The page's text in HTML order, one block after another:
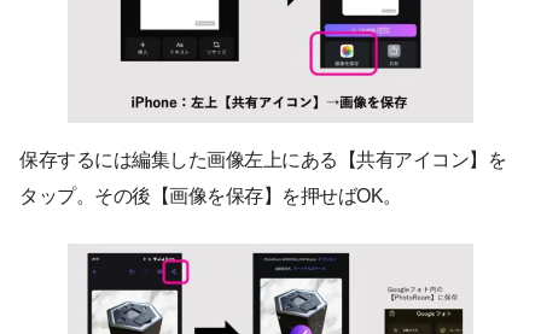
保存するには編集した画像左上にある【共有アイコン】を
タップ。その後【画像を保存】を押せばOK。